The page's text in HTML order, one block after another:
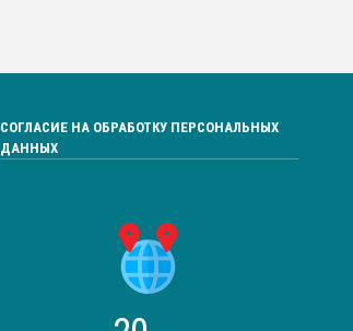
СОГЛАСИЕ НА ОБРАБОТКУ ПЕРСОНАЛЬНЫХ
ДАННЫХ